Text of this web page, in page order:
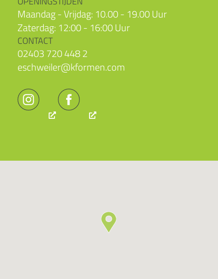
Maandag - Vrijdag: 10.00 - 19.00 Uur
Zaterdag: 12:00 - 16:00 Uur
CONTACT
02403 720 448 2
eschweiler@kformen.com